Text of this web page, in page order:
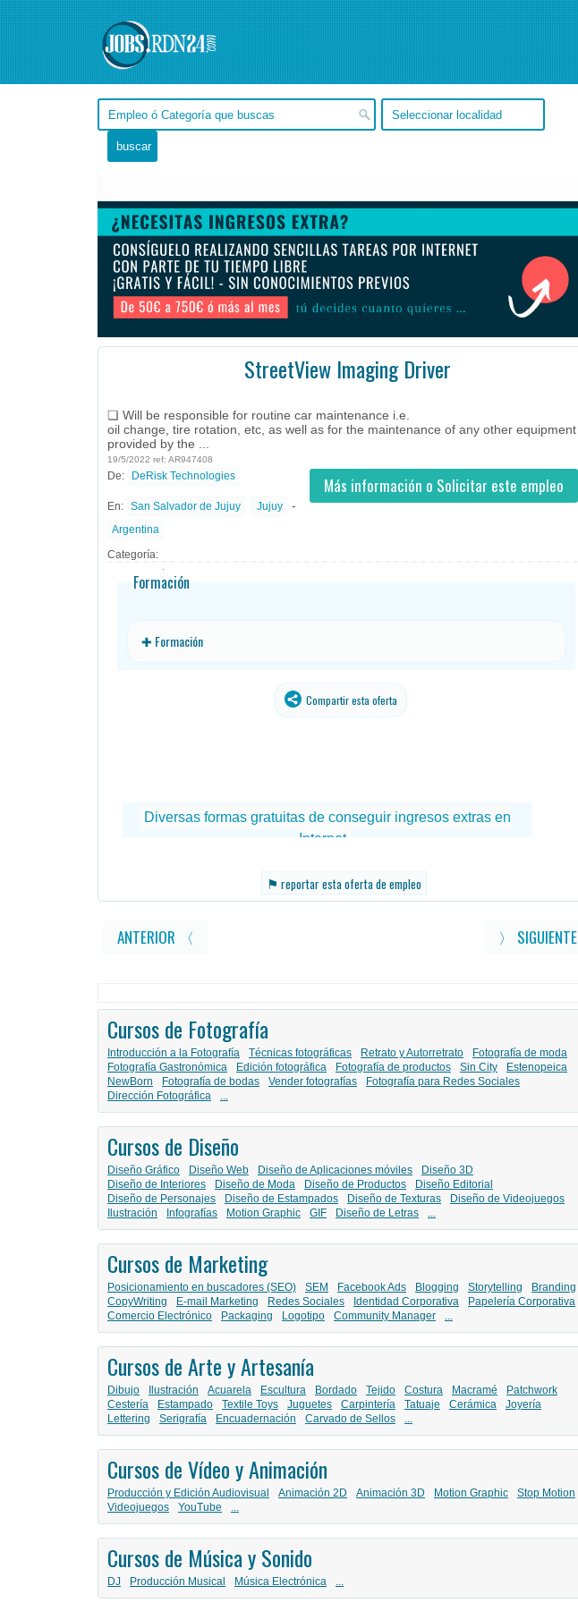
StreetView Imaging Driver
❏ Will be responsible for routine car maintenance i.e.
oil change, tire rotation, etc, as well as for the maintenance of any other equipment
provided by the ...
19/5/2022 ref: AR947408
Más información o Solicitar este empleo
De: DeRisk Technologies
En: San Salvador de Jujuy Jujuy -
Argentina
Categoría:
Formación
✚ Formación
Compartir esta oferta
⚑ reportar esta oferta de empleo
ANTERIOR 〈 〉 SIGUIENTE
Cursos de Fotografía
Introducción a la Fotografía Técnicas fotográficas Retrato y Autorretrato
Fotografía de moda
Fotografía Gastronómica
Edición fotográfica Fotografía de productos Sin City
Estenopeica
NewBorn
Fotografía de bodas Vender fotografías
Fotografía para Redes Sociales
Dirección Fotográfica
...
Cursos de Diseño
Diseño Gráfico Diseño Web Diseño de Aplicaciones móviles
Diseño 3D
Diseño de Interiores
Diseño de Moda Diseño de Productos
Diseño Editorial
Diseño de Personajes
Diseño de Estampados Diseño de Texturas
Diseño de Videojuegos
Ilustración
Infografías Motion Graphic GIF Diseño de Letras ...
Cursos de Marketing
Posicionamiento en buscadores (SEO) SEM Facebook Ads Blogging Storytelling
Branding
CopyWriting
E-mail Marketing Redes Sociales Identidad Corporativa
Papelería Corporativa
Comercio Electrónico
Packaging Logotipo Community Manager ...
Cursos de Arte y Artesanía
Dibujo Ilustración Acuarela Escultura Bordado Tejido Costura Macramé
Patchwork
Cestería
Estampado Textile Toys Juguetes Carpintería Tatuaje Cerámica
Joyería
Lettering
Serigrafía Encuadernación Carvado de Sellos ...
Cursos de Vídeo y Animación
Producción y Edición Audiovisual Animación 2D Animación 3D Motion Graphic
Stop Motion
Videojuegos
YouTube ...
Cursos de Música y Sonido
DJ Producción Musical Música Electrónica ...